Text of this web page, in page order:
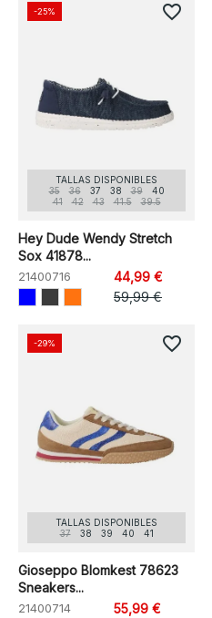
TALLAS DISPONIBLES
35
36 37 38 39
40
41
42 43 41.5 39.5
Hey Dude Wendy Stretch
Sox 41878...
21400716
44,99 €
59,99 €
-25% favorite_border
TALLAS DISPONIBLES
37
38 39 40 41
Gioseppo Blomkest 78623
Sneakers...
21400714
55,99 €
-29% favorite_border